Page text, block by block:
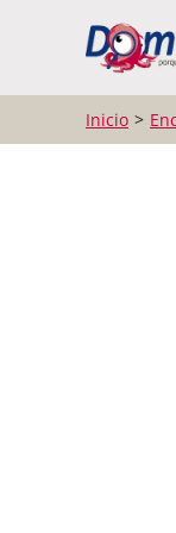
Inicio